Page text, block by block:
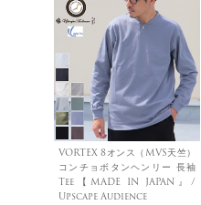
VORTEX 8オンス（MVS天竺）
コンチョボタンヘンリー 長袖
Tee【MADE IN JAPAN』/
Upscape Audience